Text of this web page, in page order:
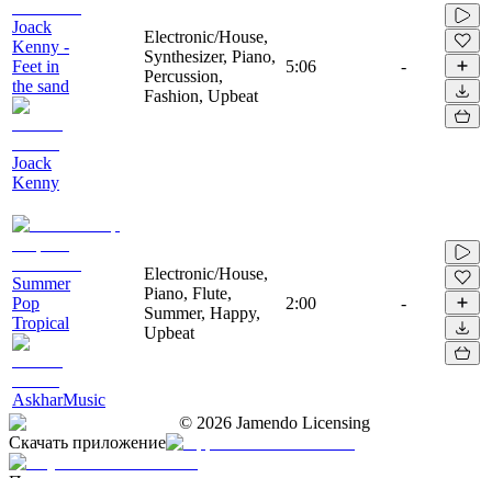
Joack
Kenny -
Feet in
the sand
Joack
Kenny
Electronic/House,
Synthesizer, Piano,
Percussion,
Fashion, Upbeat
5:06 -
Summer
Pop
Tropical
AskharMusic
Electronic/House,
Piano, Flute,
Summer, Happy,
Upbeat
2:00 -
© 2026 Jamendo Licensing
Скачать приложение